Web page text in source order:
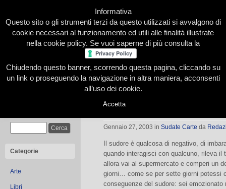
Home Presentazione Redazione Le nostre firme
Categorie
Arte
Libri
Sofisticata | Sudate Carte Racconti
Gennaio 27, 2003 in Sudate Carte da
Il sudore è qualcosa di negativo, di
quando interagisci con qualcuno, rileva
allora vai al supermercato e comperi un
giorni… come se per sette giorni potessi
conseguenze del sudore: sei emozionato
Informativa
Questo sito o gli strumenti terzi da questo utilizzati si avvalgono di
cookie necessari al funzionamento ed utili alle finalità illustrate
nella cookie policy. Se vuoi saperne di più consulta la
Chiudendo questo banner, scorrendo questa pagina, cliccando su
un link o proseguendo la navigazione in altra maniera, acconsenti
all’uso dei cookie.
Accetta